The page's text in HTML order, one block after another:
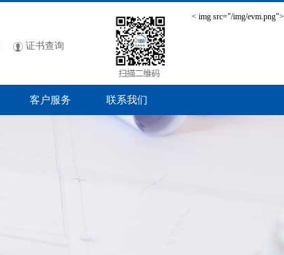
证书查询
客户服务 联系我们
< img src="/img/evm.png">